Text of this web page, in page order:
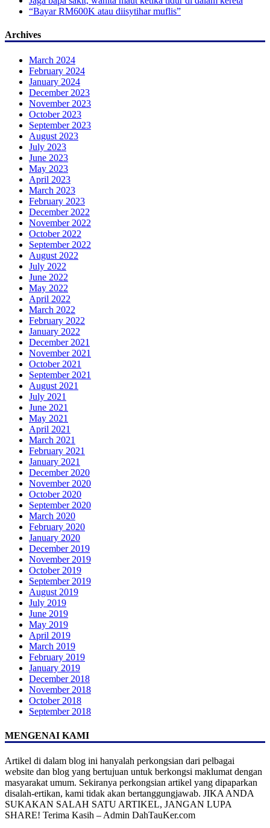
“Bayar RM600K atau diisytihar muflis”
Archives
March 2024
February 2024
January 2024
December 2023
November 2023
October 2023
September 2023
August 2023
July 2023
June 2023
May 2023
April 2023
March 2023
February 2023
December 2022
November 2022
October 2022
September 2022
August 2022
July 2022
June 2022
May 2022
April 2022
March 2022
February 2022
January 2022
December 2021
November 2021
October 2021
September 2021
August 2021
July 2021
June 2021
May 2021
April 2021
March 2021
February 2021
January 2021
December 2020
November 2020
October 2020
September 2020
March 2020
February 2020
January 2020
December 2019
November 2019
October 2019
September 2019
August 2019
July 2019
June 2019
May 2019
April 2019
March 2019
February 2019
January 2019
December 2018
November 2018
October 2018
September 2018
MENGENAI KAMI
Artikel di dalam blog ini hanyalah perkongsian dari pelbagai
website dan blog yang bertujuan untuk berkongsi maklumat dengan
masyarakat umum. Sekiranya perkongsian artikel yang dipaparkan
disalah-ertikan, kami tidak akan bertanggungjawab. JIKA ANDA
SUKAKAN SALAH SATU ARTIKEL, JANGAN LUPA
SHARE! Terima Kasih – Admin DahTauKer.com